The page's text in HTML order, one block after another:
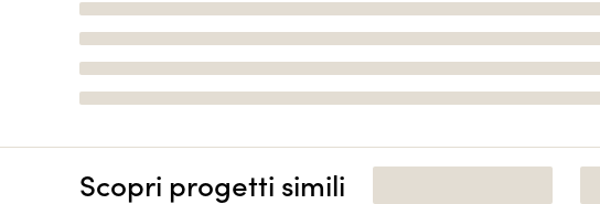
Scopri progetti simili